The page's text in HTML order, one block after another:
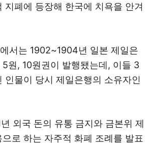
지폐에 등장해 한국에 치욕을 안겨
서는 1902~1904년 일본 제일은
5원, 10원권이 발행됐는데, 이들 3
인물이 당시 제일은행의 소유자인
외국 돈의 유통 금지와 금본위 제
로 하는 자주적 화폐 조례를 발표